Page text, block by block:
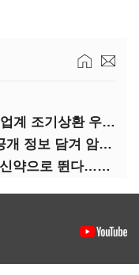
"관광기금 상향 소식에 카지노 업계 조기상환 우려"
모두의 창업 플랫폼, API에 비공개 정보 담겨 암호키까지 새나갔다
(내일의 거인들)진단으로 쌓고 신약으로 뛴다…세니젠의 대전환